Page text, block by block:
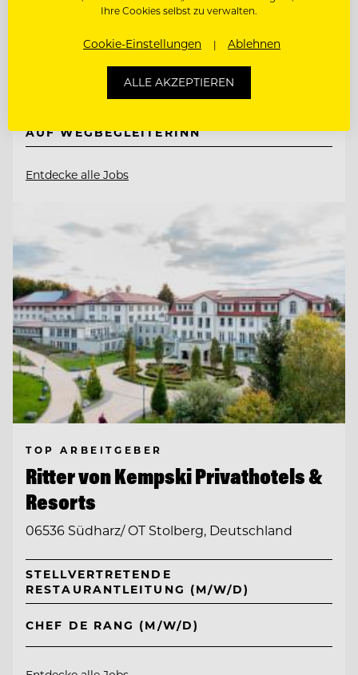
RESTAURANTLEITUNG STELLVERTRETUNG
AUF WEGBEGLEITERINN
Entdecke alle Jobs
TOP ARBEITGEBER
Ritter von Kempski Privathotels &
Resorts
06536 Südharz/ OT Stolberg, Deutschland
STELLVERTRETENDE
RESTAURANTLEITUNG (M/W/D)
CHEF DE RANG (M/W/D)
Ihre Cookies selbst zu verwalten.
Cookie-Einstellungen Ablehnen
ALLE AKZEPTIEREN